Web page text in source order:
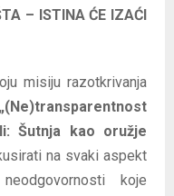
– ISTINA ĆE IZAĆI
misiju razotkrivanja
„(Ne)transparentnost
Šutnja kao oružje
na svaki aspekt
koje